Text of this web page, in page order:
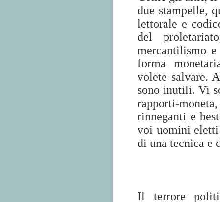
due stampelle,
lettorale e
del
mercantilismo
forma
volete salvare.
sono inutili. Vi
rapporti-
rinneganti e
voi uomini
di una tecnica e
Il terrore